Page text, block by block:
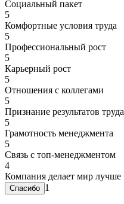
Социальный пакет
5
Комфортные условия труда
5
Профессиональный рост
5
Карьерный рост
5
Отношения с коллегами
5
Признание результатов труда
5
Грамотность менеджмента
5
Связь с топ-менеджментом
4
Компания делает мир лучше
1